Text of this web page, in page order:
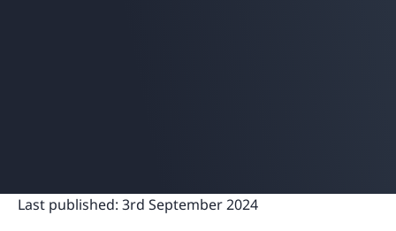
Last published: 3rd September 2024